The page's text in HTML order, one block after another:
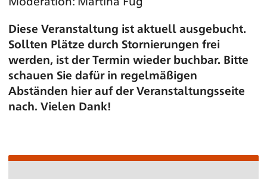
Diese Veranstaltung ist aktuell ausgebucht.
Sollten Plätze durch Stornierungen frei
werden, ist der Termin wieder buchbar. Bitte
schauen Sie dafür in regelmäßigen
Abständen hier auf der Veranstaltungsseite
nach. Vielen Dank!